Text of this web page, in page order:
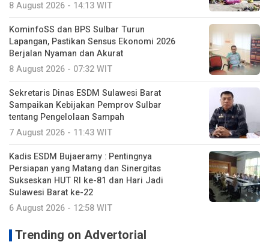
8 August 2026 - 14:13 WIT
KominfoSS dan BPS Sulbar Turun
Lapangan, Pastikan Sensus Ekonomi 2026
Berjalan Nyaman dan Akurat
8 August 2026 - 07:32 WIT
Sekretaris Dinas ESDM Sulawesi Barat
Sampaikan Kebijakan Pemprov Sulbar
tentang Pengelolaan Sampah
7 August 2026 - 11:43 WIT
Kadis ESDM Bujaeramy : Pentingnya
Persiapan yang Matang dan Sinergitas
Sukseskan HUT RI ke-81 dan Hari Jadi
Sulawesi Barat ke-22
6 August 2026 - 12:58 WIT
Trending on Advertorial